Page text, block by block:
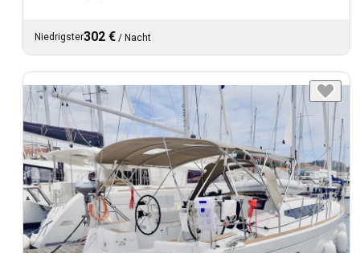
Niedrigster302 € / Nacht